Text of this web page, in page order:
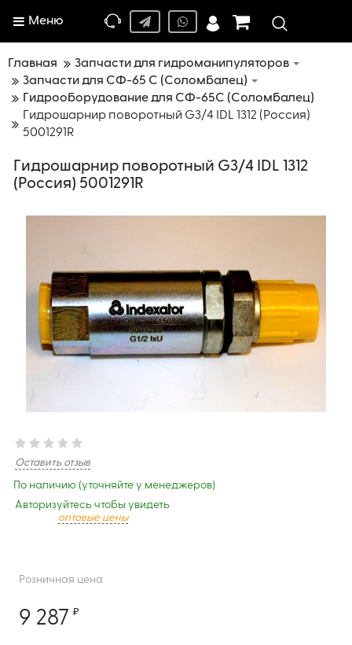
Меню
Главная
Запчасти для гидроманипуляторов
Запчасти для СФ-65 С (Соломбалец)
Гидрооборудование для СФ-65С (Соломбалец)
Гидрошарнир поворотный G3/4 IDL 1312 (Россия)
5001291R
Гидрошарнир поворотный G3/4 IDL 1312
(Россия) 5001291R
Оставить отзыв
По наличию (уточняйте у менеджеров)
Авторизуйтесь чтобы увидеть
оптовые цены
Розничная цена
9 287 ₽